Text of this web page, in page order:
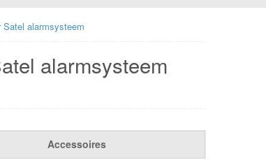
alarmsysteem
alarmsysteem
Accessoires